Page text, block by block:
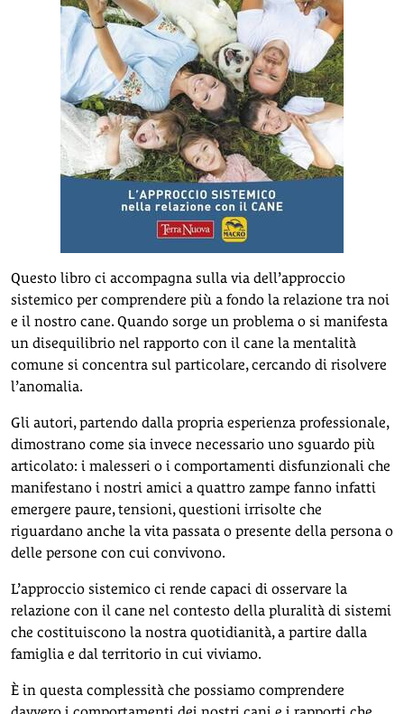
Questo libro ci accompagna sulla via dell’approccio
sistemico per comprendere più a fondo la relazione tra noi
e il nostro cane. Quando sorge un problema o si manifesta
un disequilibrio nel rapporto con il cane la mentalità
comune si concentra sul particolare, cercando di risolvere
l’anomalia.
Gli autori, partendo dalla propria esperienza professionale,
dimostrano come sia invece necessario uno sguardo più
articolato: i malesseri o i comportamenti disfunzionali che
manifestano i nostri amici a quattro zampe fanno infatti
emergere paure, tensioni, questioni irrisolte che
riguardano anche la vita passata o presente della persona o
delle persone con cui convivono.
L’approccio sistemico ci rende capaci di osservare la
relazione con il cane nel contesto della pluralità di sistemi
che costituiscono la nostra quotidianità, a partire dalla
famiglia e dal territorio in cui viviamo.
È in questa complessità che possiamo comprendere